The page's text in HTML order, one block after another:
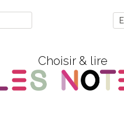
Choisir & lire